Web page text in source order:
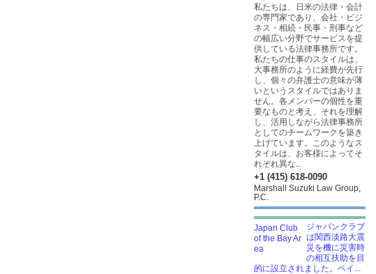
私たちは、日米の法律・会計
の専門家であり、会社・ビジ
ネス・相続・民事・刑事など
の幅広い分野でサービスを提
供している法律事務所です。
私たちの仕事のスタイルは、
大事務所のように経費が先行
し、個々の弁護士の意味が薄
いというスタイルではありま
せん。各メンバーの個性を重
要なものと考え、それを理解
し、活用しながら法律事務所
としてのチームワークを築き
上げています。このようなス
タイルは、お客様によってそ
れぞれ異な...
+1 (415) 618-0090
Marshall Suzuki Law Group,
P.C.
ジャパンクラブ
は関西淡路大震
災を機に災害時
の相互扶助を目
的に設立されました。ベイ...